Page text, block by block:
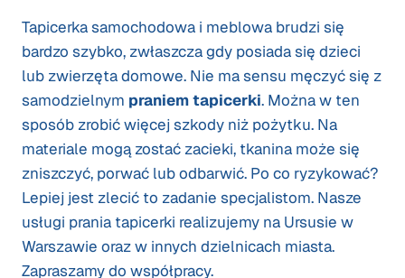
Tapicerka samochodowa i meblowa brudzi się
bardzo szybko, zwłaszcza gdy posiada się dzieci
lub zwierzęta domowe. Nie ma sensu męczyć się z
samodzielnym praniem tapicerki. Można w ten
sposób zrobić więcej szkody niż pożytku. Na
materiale mogą zostać zacieki, tkanina może się
zniszczyć, porwać lub odbarwić. Po co ryzykować?
Lepiej jest zlecić to zadanie specjalistom. Nasze
usługi prania tapicerki realizujemy na Ursusie w
Warszawie oraz w innych dzielnicach miasta.
Zapraszamy do współpracy.